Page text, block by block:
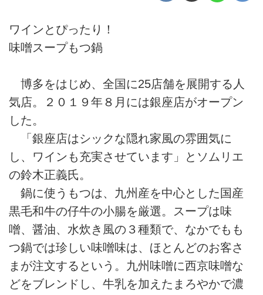
ワインとぴったり！
味噌スープもつ鍋
博多をはじめ、全国に25店舗を展開する人
気店。２０１９年８月には銀座店がオープン
した。
「銀座店はシックな隠れ家風の雰囲気に
し、ワインも充実させています」とソムリエ
の鈴木正義氏。
鍋に使うもつは、九州産を中心とした国産
黒毛和牛の仔牛の小腸を厳選。スープは味
噌、醤油、水炊き風の３種類で、なかでもも
つ鍋では珍しい味噌味は、ほとんどのお客さ
まが注文するという。九州味噌に西京味噌な
どをブレンドし、牛乳を加えたまろやかで濃